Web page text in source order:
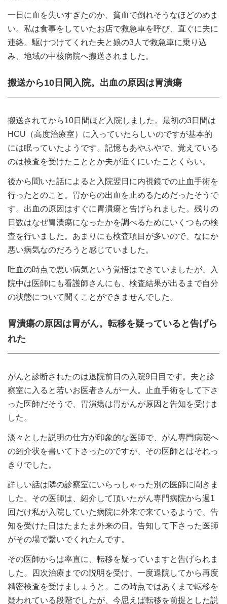
一日に血を失いすぎたのか、貧血で倒れそうなほどのめま
い。私は食事をしていたお店で救急車を呼び、直ぐに夫に
連絡。駆けつけてくれた夫と娘の3人で救急車に乗り込
み、地域の中核病院へ搬送されました。
搬送から10日間入院。出血の原因は胃潰瘍
搬送されてから10日間ほど入院しました。最初の3日間は
HCU（高度治療室）に入っていたらしいのですが基本的
には眠っていたようです。記憶もあやふやで、覚えている
のは検査を受けたこととか夫が近くにいたことくらい。
後から聞いた話によると入院翌日に内視鏡での止血手術を
行ったとのこと。胃からの出血を止めるためだったそうで
す。出血の原因はすぐに胃潰瘍と告げられました。残りの
日数はなぜ胃潰瘍になったかを調べるためにいくつもの検
査を行いました。あまりにも検査項目が多いので、なにか
悪い病気なのだろうと感じていました。
吐血の時点で悪い病気という覚悟はできていましたが、入
院中は医師にも看護師さんにも、検査結果が出るまで自分
の状態について聞くことができませんでした。
胃潰瘍の原因は胃がん。転移を疑っていると告げら
れた
がんと診断されたのは退院前日の入院9日目です。夫と診
察室に入ると若いお医者さんが一人。止血手術をして下さ
った医師だそうで、胃潰瘍は胃がんが原因と告知を受けま
した。
淡々とした説明の仕方が印象的な医師で、がん専門病院へ
の紹介状を書いて下さったのですが、その医師とはそれっ
きりでした。
詳しい話は隣の診察室にいらっしゃった別の医師に聞きま
した。その医師は、紹介して頂いたがん専門病院から週1
回だけ私が入院していた病院に外来で来ているようで、告
知を受けた日はたまたま外来の日。告知して下さった医師
がその場で繋いでくれたんです。
その医師からは率直に、転移を疑っていますと告げられま
した。四次治療までの説明を受け、一度退院してから再度
精密検査を受けましょうと。この時点ではあくまで転移を
疑われている段階でしたが、今思えば転移を前提とした説